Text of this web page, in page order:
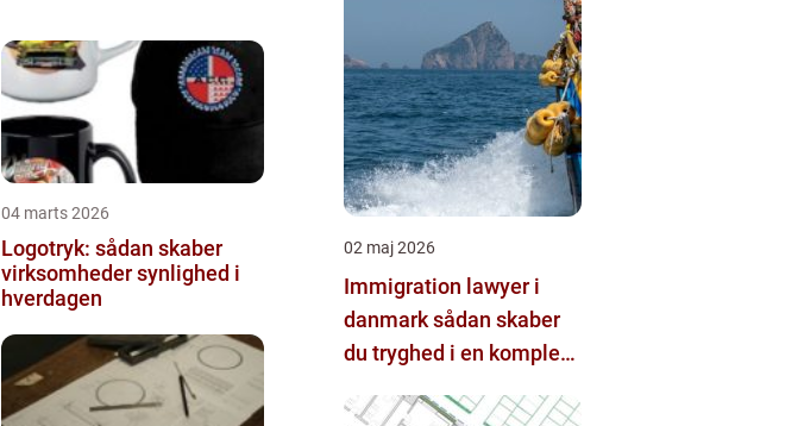
04 marts 2026
Logotryk: sådan skaber
virksomheder synlighed i
hverdagen
02 maj 2026
Immigration lawyer i
danmark sådan skaber
du tryghed i en kompleks